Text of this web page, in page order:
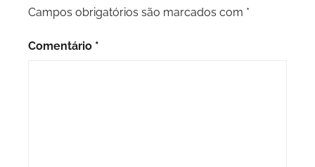
Campos obrigatórios são marcados com *
Comentário *